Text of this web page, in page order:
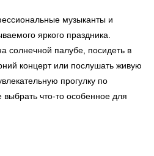
музыканты и
яркого праздника.
солнечной палубе, посидеть в
концерт или послушать живую
прогулку по
выбрать что-то особенное для